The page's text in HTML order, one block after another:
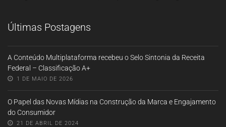
Últimas Postagens
A Conteúdo Multiplataforma recebeu o Selo Sintonia da Receita
Federal – Classificação A+
1 DE MAIO DE 2026
O Papel das Novas Mídias na Construção da Marca e Engajamento
do Consumidor
21 DE ABRIL DE 2024